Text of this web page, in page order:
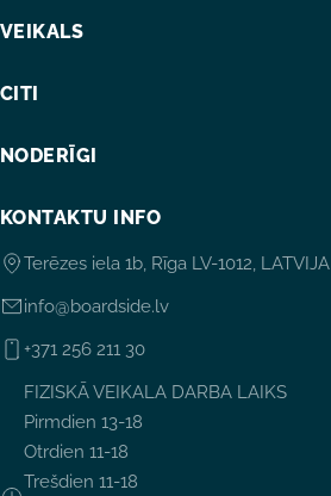
VEIKALS
CITI
NODERĪGI
KONTAKTU INFO
Terēzes iela 1b, Rīga LV-1012, LATVIJA
info@boardside.lv
+371 256 211 30
FIZISKĀ VEIKALA DARBA LAIKS
Pirmdien 13-18
Otrdien 11-18
Trešdien 11-18